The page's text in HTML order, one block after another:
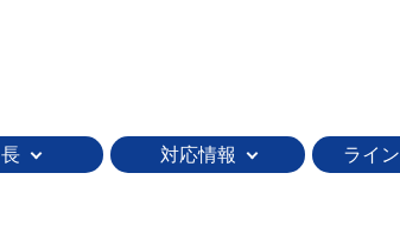
対応情報 ライ